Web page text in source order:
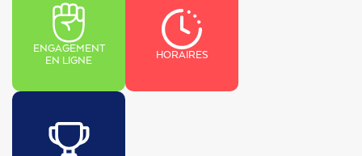
ENGAGEMENT
EN LIGNE
HORAIRES